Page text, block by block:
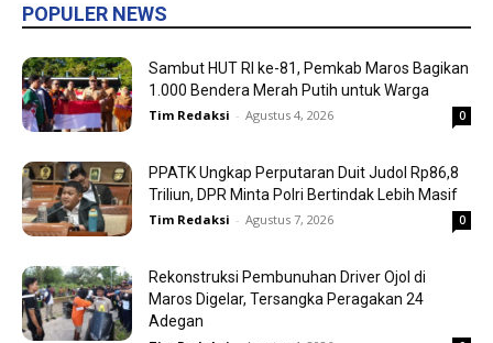
POPULER NEWS
Sambut HUT RI ke-81, Pemkab Maros Bagikan
1.000 Bendera Merah Putih untuk Warga
Tim Redaksi - Agustus 4, 2026 0
PPATK Ungkap Perputaran Duit Judol Rp86,8
Triliun, DPR Minta Polri Bertindak Lebih Masif
Tim Redaksi - Agustus 7, 2026 0
Rekonstruksi Pembunuhan Driver Ojol di
Maros Digelar, Tersangka Peragakan 24
Adegan